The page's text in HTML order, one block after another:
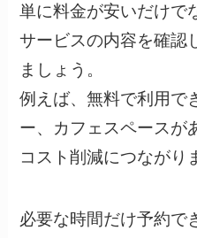
単に料金が安いだけで
サービスの内容を確認
ましょう。
例えば、無料で利用で
ー、カフェスペースが
コスト削減につながり
必要な時間だけ予約で